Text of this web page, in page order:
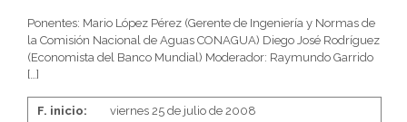
Ponentes: Mario López Pérez (Gerente de Ingeniería y Normas de
la Comisión Nacional de Aguas CONAGUA) Diego José Rodríguez
(Economista del Banco Mundial) Moderador: Raymundo Garrido
[…]
F. inicio:
viernes 25 de julio de 2008